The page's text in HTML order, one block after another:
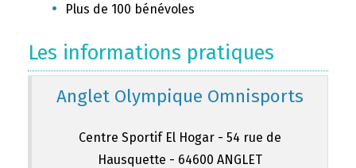
Plus de 100 bénévoles
Les informations pratiques
Anglet Olympique Omnisports
Centre Sportif El Hogar - 54 rue de
Hausquette - 64600 ANGLET